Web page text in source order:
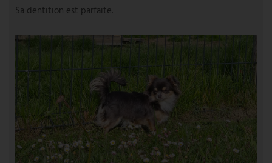
Sa dentition est parfaite.